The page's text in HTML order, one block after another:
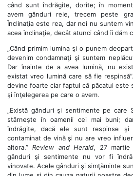
când sunt îndrăgite, dorite; în
avem gânduri rele, trecem peste
Înclinaţia este rea, dar noi nu suntem
acea înclinaţie, decât atunci când îi dăm
„Când primim lumina şi o punem
devenim condamnaţi şi suntem
Dar înainte de a avea lumină, nu
existat vreo lumină care să fie
devine foarte clar faptul că păcatul este
şi înţelegerea pe care o avem.
„Există gânduri şi sentimente pe care
stârneşte în oamenii cei mai buni;
îndrăgite, dacă ele sunt respinse
contaminat de vină şi nu are vreo
altora.”Review and Herald, 27 martie
gânduri şi sentimente nu vor fi
vinovate. Acele gânduri şi simţăminte